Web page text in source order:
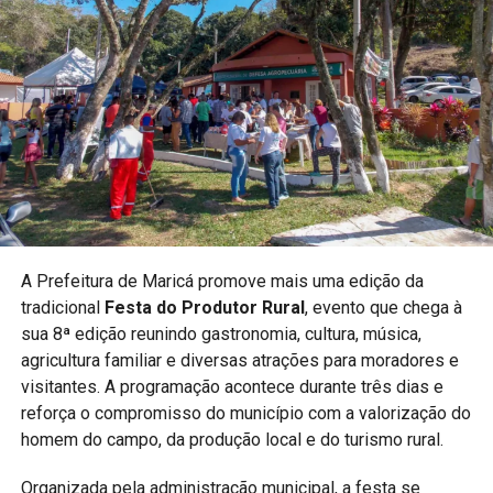
para ampliar o acesso da população às diferentes
modalidades e incentivar crianças e jovens à prática
esportiva.
PUBLICIDADE
A realização do campeonato reforça o compromisso do
qualidade de vida.
Acompanhe a Maricá Web TV para mais notícias sobre
esporte e eventos na cidade.
#Maricá #KungFu #Esporte #ArtesMarciais
#MaricáWebTV
A Prefeitura de Maricá promove mais uma edição da
tradicional Festa do Produtor Rural, evento que chega à
sua 8ª edição reunindo gastronomia, cultura, música,
agricultura familiar e diversas atrações para moradores e
visitantes. A programação acontece durante três dias e
reforça o compromisso do município com a valorização do
homem do campo, da produção local e do turismo rural.
Organizada pela administração municipal, a festa se